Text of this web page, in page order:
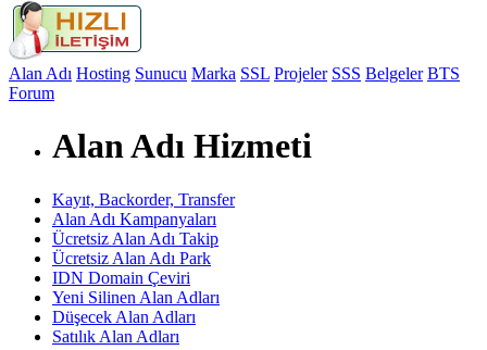
Alan Adı Hosting Sunucu Marka SSL Projeler SSS Belgeler BTS
Forum
Alan Adı Hizmeti
Kayıt, Backorder, Transfer
Alan Adı Kampanyaları
Ücretsiz Alan Adı Takip
Ücretsiz Alan Adı Park
IDN Domain Çeviri
Yeni Silinen Alan Adları
Düşecek Alan Adları
Satılık Alan Adları